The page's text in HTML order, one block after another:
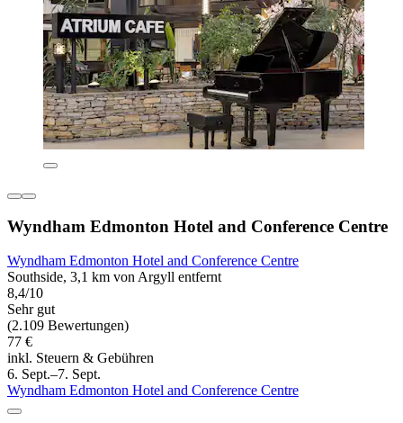
Wyndham Edmonton Hotel and Conference Centre
Wyndham Edmonton Hotel and Conference Centre
Southside, 3,1 km von Argyll entfernt
8,4/10
Sehr gut
(2.109 Bewertungen)
77 €
inkl. Steuern & Gebühren
6. Sept.–7. Sept.
Wyndham Edmonton Hotel and Conference Centre